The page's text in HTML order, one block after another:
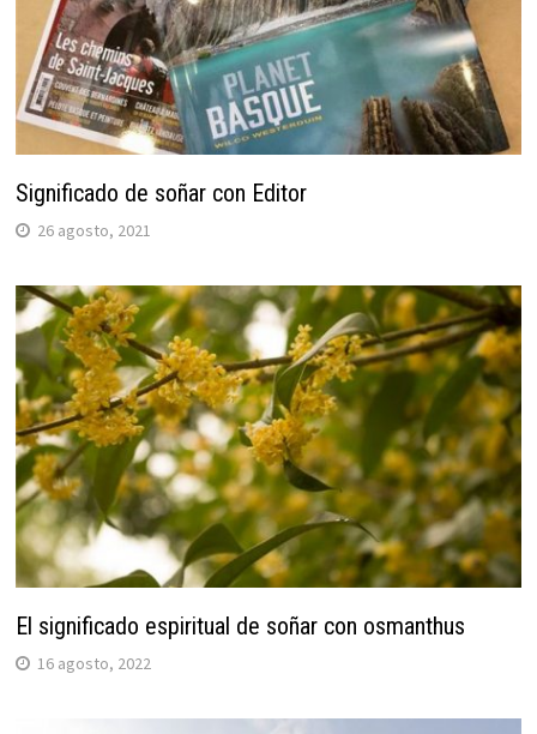
Significado de soñar con Editor
26 agosto, 2021
El significado espiritual de soñar con osmanthus
16 agosto, 2022